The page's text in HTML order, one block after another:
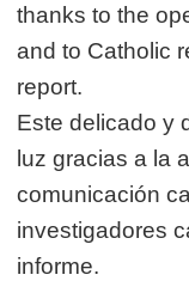
thanks to the
and to Catholic
report.
Este delicado y
luz gracias a la
comunicación
investigadores
informe.